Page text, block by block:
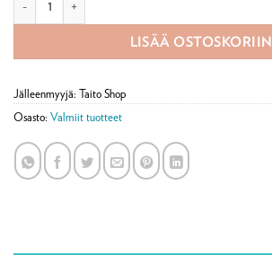
LISÄÄ OSTOSKORIIN
Jälleenmyyjä: Taito Shop
Osasto: Valmiit tuotteet